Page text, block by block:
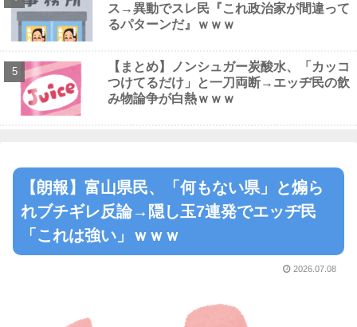
ス→異動でスレ民『これ政治家が間違って
るパターンだ』ｗｗｗ
【まとめ】ノンシュガー炭酸水、「カッコ
つけてるだけ」と一刀両断→エッヂ民の飲
み物論争が白熱ｗｗｗ
【朗報】富山県民、「何もない県」と煽ら
れブチギレ反論→隠し玉7連発でエッヂ民
「これは強い」ｗｗｗ
2026.07.08